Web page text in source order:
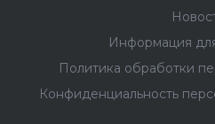
Информация
Политика обработки
Конфиденциальность